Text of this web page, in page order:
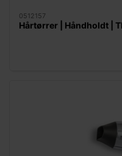
0512157
Hårtørrer | Håndholdt |